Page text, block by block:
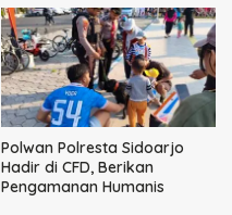
Polwan Polresta Sidoarjo
Hadir di CFD, Berikan
Pengamanan Humanis